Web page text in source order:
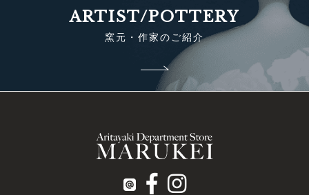
ARTIST/POTTERY
窯元・作家のご紹介